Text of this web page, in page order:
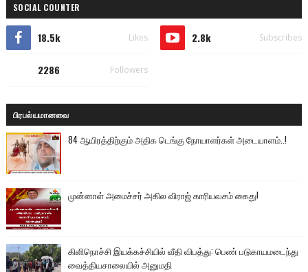
SOCIAL COUNTER
18.5k Likes 2.8k Subscribes
2286 Followers
பிரபல்யமானவை
84 ஆயிரத்திற்கும் அதிக டெங்கு நோயாளர்கள் அடையாளம்..!
முன்னாள் அமைச்சர் அகில விராஜ் காரியவசம் கைது!
கிளிநொச்சி இயக்கச்சியில் வீதி விபத்து: பெண் படுகாயமடைந்து
வைத்தியசாலையில் அனுமதி